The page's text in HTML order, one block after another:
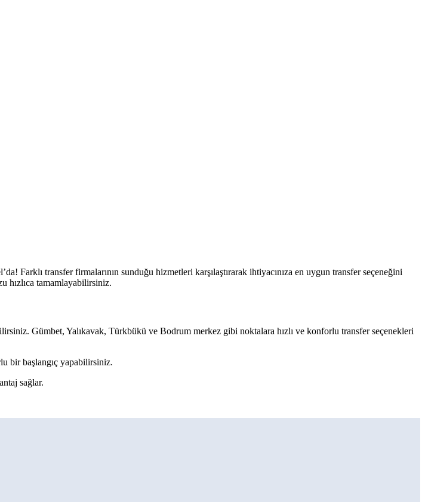
Farklı transfer firmalarının sunduğu hizmetleri karşılaştırarak ihtiyacınıza en uygun transfer seçeneğini
hızlıca tamamlayabilirsiniz.
Gümbet, Yalıkavak, Türkbükü ve Bodrum merkez gibi noktalara hızlı ve konforlu transfer seçenekleri
bir başlangıç yapabilirsiniz.
sağlar.